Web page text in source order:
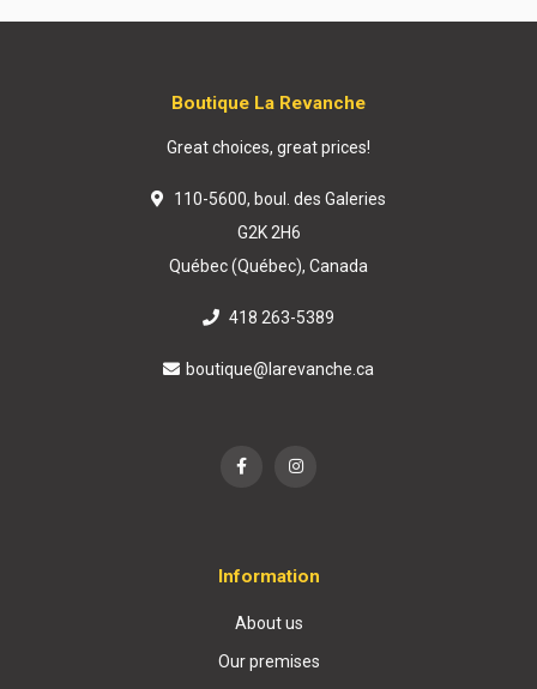
Boutique La Revanche
Great choices, great prices!
110-5600, boul. des Galeries
G2K 2H6
Québec (Québec), Canada
418 263-5389
boutique@larevanche.ca
Information
About us
Our premises